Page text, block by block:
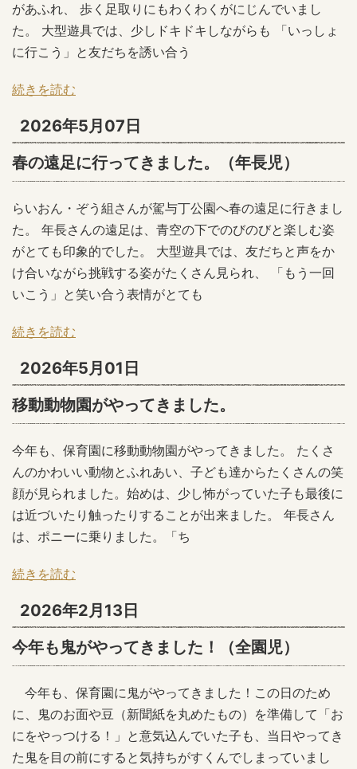
があふれ、 歩く足取りにもわくわくがにじんでいまし
た。 大型遊具では、少しドキドキしながらも 「いっしょ
に行こう」と友だちを誘い合う
続きを読む
2026年5月07日
春の遠足に行ってきました。（年長児）
らいおん・ぞう組さんが駕与丁公園へ春の遠足に行きまし
た。 年長さんの遠足は、青空の下でのびのびと楽しむ姿
がとても印象的でした。 大型遊具では、友だちと声をか
け合いながら挑戦する姿がたくさん見られ、 「もう一回
いこう」と笑い合う表情がとても
続きを読む
2026年5月01日
移動動物園がやってきました。
今年も、保育園に移動動物園がやってきました。 たくさ
んのかわいい動物とふれあい、子ども達からたくさんの笑
顔が見られました。始めは、少し怖がっていた子も最後に
は近づいたり触ったりすることが出来ました。 年長さん
は、ポニーに乗りました。「ち
続きを読む
2026年2月13日
今年も鬼がやってきました！（全園児）
今年も、保育園に鬼がやってきました！この日のため
に、鬼のお面や豆（新聞紙を丸めたもの）を準備して「お
にをやっつける！」と意気込んでいた子も、当日やってき
た鬼を目の前にすると気持ちがすくんでしまっていまし